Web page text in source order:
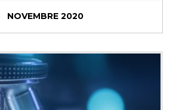
NOVEMBRE 2020